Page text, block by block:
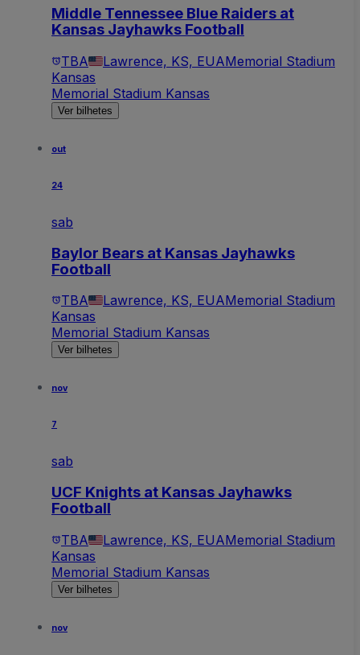
Middle Tennessee Blue Raiders at
Kansas Jayhawks Football
TBA Lawrence, KS, EUAMemorial Stadium
Kansas
Memorial Stadium Kansas
Ver bilhetes
out
24
sab
Baylor Bears at Kansas Jayhawks
Football
TBA Lawrence, KS, EUAMemorial Stadium
Kansas
Memorial Stadium Kansas
Ver bilhetes
nov
7
sab
UCF Knights at Kansas Jayhawks
Football
TBA Lawrence, KS, EUAMemorial Stadium
Kansas
Memorial Stadium Kansas
Ver bilhetes
nov